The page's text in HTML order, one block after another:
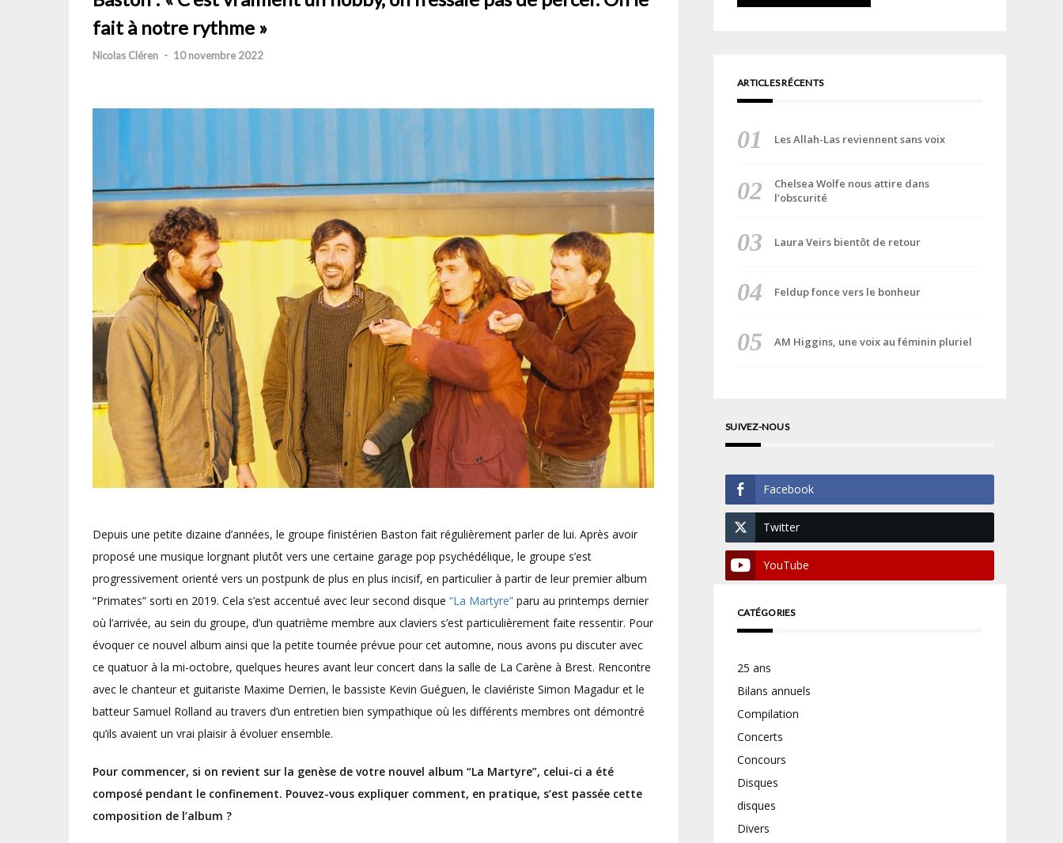
fait à notre rythme »
Nicolas Cléren - 10 novembre 2022
Depuis une petite dizaine d’années, le groupe finistérien Baston fait régulièrement parler de lui. Après avoir
proposé une musique lorgnant plutôt vers une certaine garage pop psychédélique, le groupe s’est
progressivement orienté vers un postpunk de plus en plus incisif, en particulier à partir de leur premier album
“Primates” sorti en 2019. Cela s’est accentué avec leur second disque “La Martyre” paru au printemps dernier
où l’arrivée, au sein du groupe, d’un quatrième membre aux claviers s’est particulièrement faite ressentir. Pour
évoquer ce nouvel album ainsi que la petite tournée prévue pour cet automne, nous avons pu discuter avec
ce quatuor à la mi-octobre, quelques heures avant leur concert dans la salle de La Carène à Brest. Rencontre
avec le chanteur et guitariste Maxime Derrien, le bassiste Kevin Guéguen, le claviériste Simon Magadur et le
batteur Samuel Rolland au travers d’un entretien bien sympathique où les différents membres ont démontré
qu’ils avaient un vrai plaisir à évoluer ensemble.
Pour commencer, si on revient sur la genèse de votre nouvel album “La Martyre”, celui-ci a été
composé pendant le confinement. Pouvez-vous expliquer comment, en pratique, s’est passée cette
composition de l’album ?
ARTICLES RÉCENTS
Les Allah-Las reviennent sans voix
Chelsea Wolfe nous attire dans
l’obscurité
Laura Veirs bientôt de retour
Feldup fonce vers le bonheur
AM Higgins, une voix au féminin pluriel
SUIVEZ-NOUS
Facebook
Twitter
YouTube
CATÉGORIES
25 ans
Bilans annuels
Compilation
Concerts
Concours
Disques
disques
Divers